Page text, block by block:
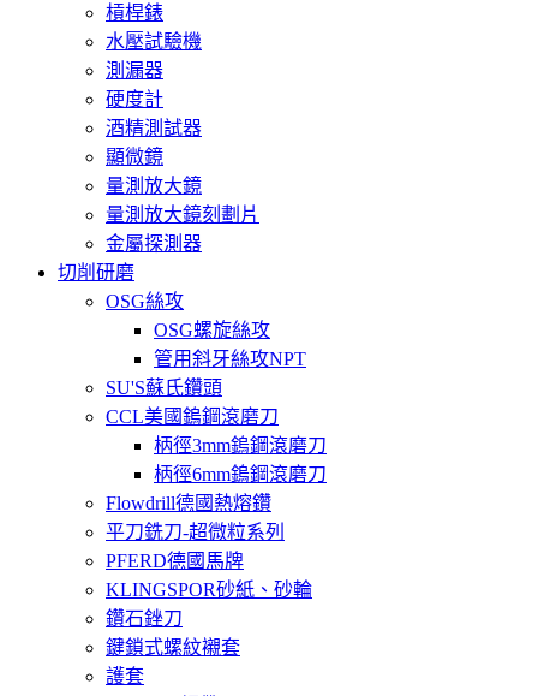
槓桿錶
水壓試驗機
測漏器
硬度計
酒精測試器
顯微鏡
量測放大鏡
量測放大鏡刻劃片
金屬探測器
切削研磨
OSG絲攻
OSG螺旋絲攻
管用斜牙絲攻NPT
SU'S蘇氏鑽頭
CCL美國鎢鋼滾磨刀
柄徑3mm鎢鋼滾磨刀
柄徑6mm鎢鋼滾磨刀
Flowdrill德國熱熔鑽
平刀銑刀-超微粒系列
PFERD德國馬牌
KLINGSPOR砂紙、砂輪
鑽石銼刀
鍵鎖式螺紋襯套
護套